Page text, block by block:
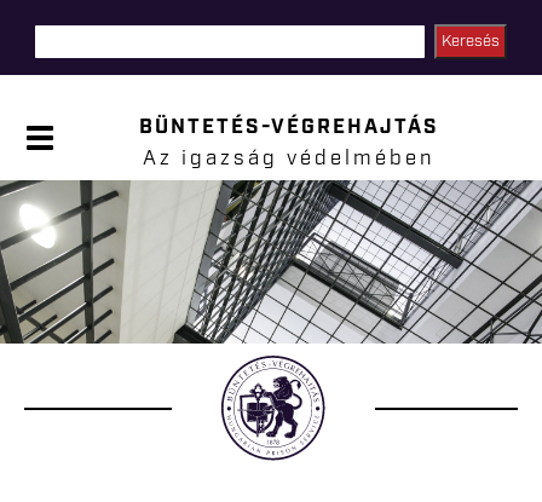
P
a
e
l
n
y
t
á
s
a
BÜNTETÉS-VÉGREHAJTÁS
Az igazság védelmében
Jelenlegi hely